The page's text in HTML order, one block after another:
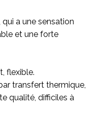
a une sensation
et une forte
flexible.
transfert thermique,
qualité, difficiles à